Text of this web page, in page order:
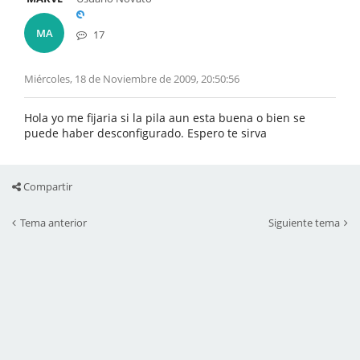
MA 17
Miércoles, 18 de Noviembre de 2009, 20:50:56
Hola yo me fijaria si la pila aun esta buena o bien se
puede haber desconfigurado. Espero te sirva
Compartir
Tema anterior Siguiente tema